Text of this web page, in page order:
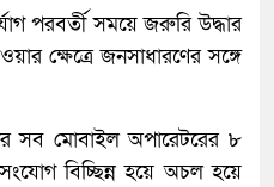
পরবর্তী সময়ে জরুরি উদ্ধার
ক্ষেত্রে জনসাধারণের সঙ্গে
সব মোবাইল অপারেটরের ৮
বিচ্ছিন্ন হয়ে অচল হয়ে